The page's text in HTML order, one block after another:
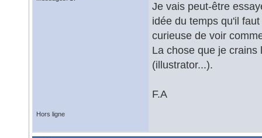
Je vais peut-être
idée du temps qu'il
curieuse de voir
La chose que je
(illustrator...).
F.A
Hors ligne